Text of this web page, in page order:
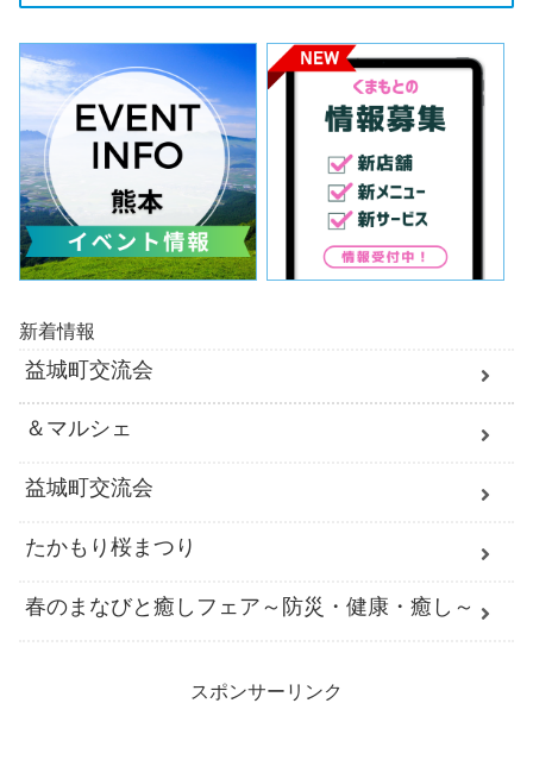
新着情報
益城町交流会
＆マルシェ
益城町交流会
たかもり桜まつり
春のまなびと癒しフェア～防災・健康・癒し～
スポンサーリンク